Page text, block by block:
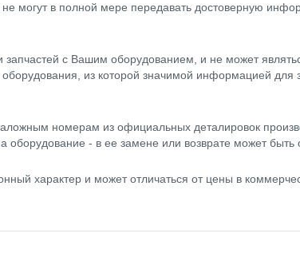
могут в полной мере передавать достоверную
с Вашим оборудованием, и не может
из которой значимой информацией для
номерам из официальных деталировок
- в ее замене или возврате может быть
характер и может отличаться от цены в